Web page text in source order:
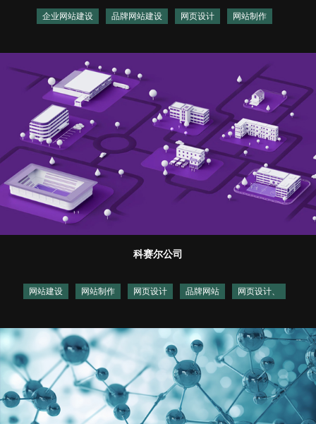
企业网站建设 品牌网站建设 网页设计 网站制作
科赛尔公司
网站建设 网站制作 网页设计 品牌网站 网页设计、